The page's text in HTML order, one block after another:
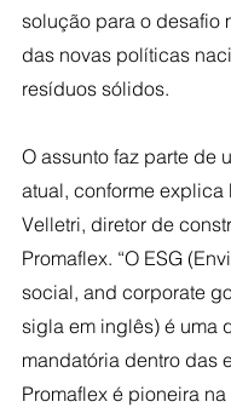
solução para o desafio
das novas políticas
resíduos sólidos.
O assunto faz parte de
atual, conforme explica
Velletri, diretor de
Promaflex. “O ESG
social, and corporate
sigla em inglês) é uma
mandatória dentro das
Promaflex é pioneira